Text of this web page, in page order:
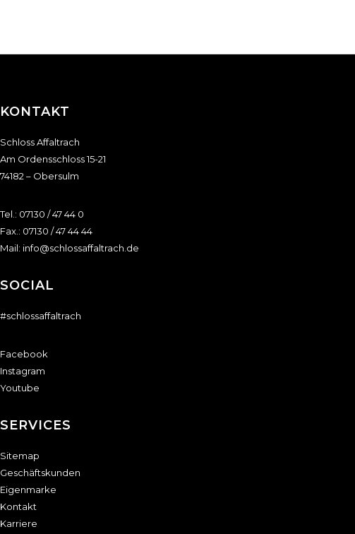
KONTAKT
Schloss Affaltrach
Am Ordensschloss 15-21
74182 – Obersulm
Tel.: 07130 / 47 44 0
Fax.: 07130 / 47 44 44
Mail: info@schlossaffaltrach.de
SOCIAL
#schlossaffaltrach
Facebook
Instagram
Youtube
SERVICES
Sitemap
Geschäftskunden
Eigenmarke
Kontakt
Karriere